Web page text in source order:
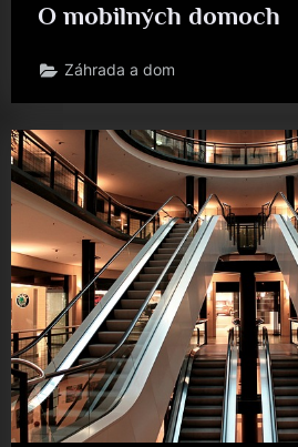
O mobilných domoch
Záhrada a dom